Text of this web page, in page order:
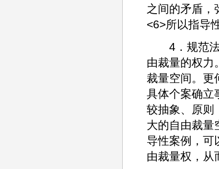
之间的矛盾，
<6>所以指导
4．规范法
由裁量的权力
裁量空间。更
具体个案确立
较抽象、原则
大的自由裁量
导性案例，可
由裁量权，从